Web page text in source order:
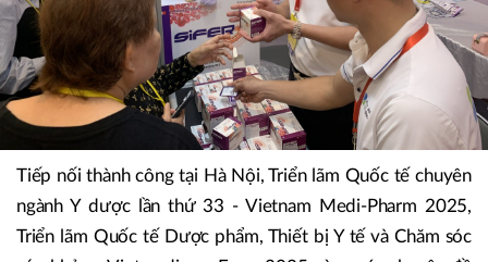
Tiếp nối thành công tại Hà Nội, Triển lãm Quốc tế chuyên
ngành Y dược lần thứ 33 - Vietnam Medi-Pharm 2025,
Triển lãm Quốc tế Dược phẩm, Thiết bị Y tế và Chăm sóc